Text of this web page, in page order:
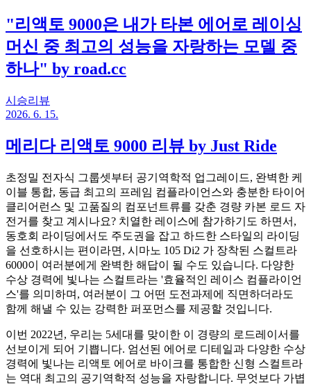
"리액토 9000은 내가 타본 에어로 레이싱
머신 중 최고의 성능을 자랑하는 모델 중
하나" by road.cc
시승리뷰
2026. 6. 15.
메리다 리액토 9000 리뷰 by Just Ride
초정밀 전자식 그룹셋부터 공기역학적 업그레이드, 완벽한 케
이블 통합, 동급 최고의 프레임 컴플라이언스와 충분한 타이어
클리어런스 및 고품질의 컴포넌트류를 갖춘 경량 카본 로드 자
전거를 찾고 계시나요? 치열한 레이스에 참가하기도 하면서,
동호회 라이딩에서도 주도권을 잡고 하드한 스타일의 라이딩
을 선호하시는 편이라면, 시마노 105 Di2 가 장착된 스컬트라
6000이 여러분에게 완벽한 해답이 될 수도 있습니다. 다양한
수상 경력에 빛나는 스컬트라는 '효율적인 레이스 컴플라이언
스'를 의미하며, 여러분이 그 어떤 도전과제에 직면하더라도
함께 해낼 수 있는 강력한 퍼포먼스를 제공할 것입니다.
이번 2022년, 우리는 5세대를 맞이한 이 경량의 로드레이서를
선보이게 되어 기쁩니다. 엄선된 에어로 디테일과 다양한 수상
경력에 빛나는 리액토 에어로 바이크를 통합한 신형 스컬트라
는 역대 최고의 공기역학적 성능을 자랑합니다. 무엇보다 가볍